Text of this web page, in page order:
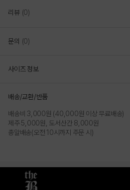
리뷰 (0)
문의 (0)
사이즈 정보
배송/교환/반품
배송비 3,000원 (40,000원 이상 무료배송)
제주 5,000원, 도서산간 8,000원
총알배송(오전 10시까지 주문 시)